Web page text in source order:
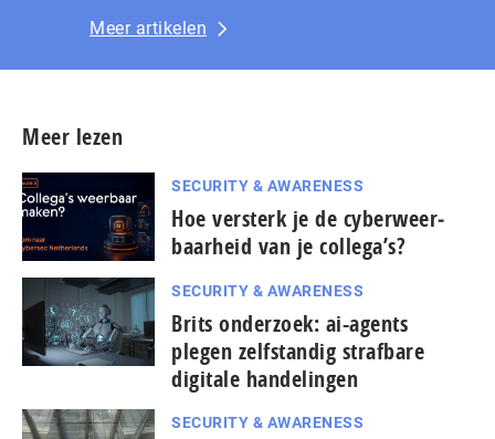
Meer artikelen
Meer lezen
SECURITY & AWARENESS
Hoe versterk je de cy­ber­weer­
baar­heid van je collega’s?
SECURITY & AWARENESS
Brits onderzoek: ai-agents
plegen zelfstandig strafbare
digitale handelingen
SECURITY & AWARENESS